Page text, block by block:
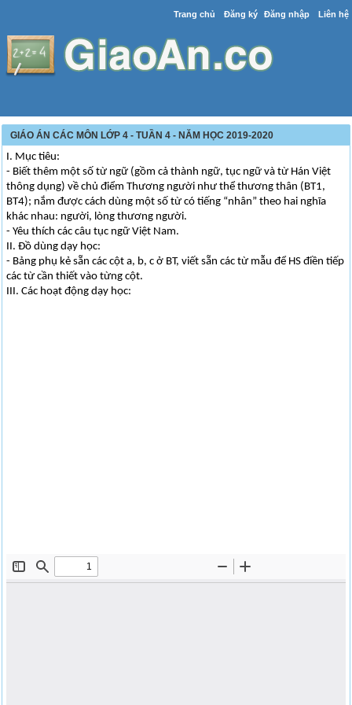
Trang chủ Đăng ký Đăng nhập Liên hệ
GIÁO ÁN CÁC MÔN LỚP 4 - TUẦN 4 - NĂM HỌC 2019-2020
I. Mục tiêu:
- Biết thêm một số từ ngữ (gồm cả thành ngữ, tục ngữ và từ Hán Việt
thông dụng) về chủ điểm Thương người như thể thương thân (BT1,
BT4); nắm được cách dùng một số từ có tiếng “nhân” theo hai nghĩa
khác nhau: người, lòng thương người.
- Yêu thích các câu tục ngữ Việt Nam.
II. Đồ dùng dạy học:
- Bảng phụ kẻ sẵn các cột a, b, c ở BT, viết sẵn các từ mẫu để HS điền tiếp
các từ cần thiết vào từng cột.
III. Các hoạt động dạy học: